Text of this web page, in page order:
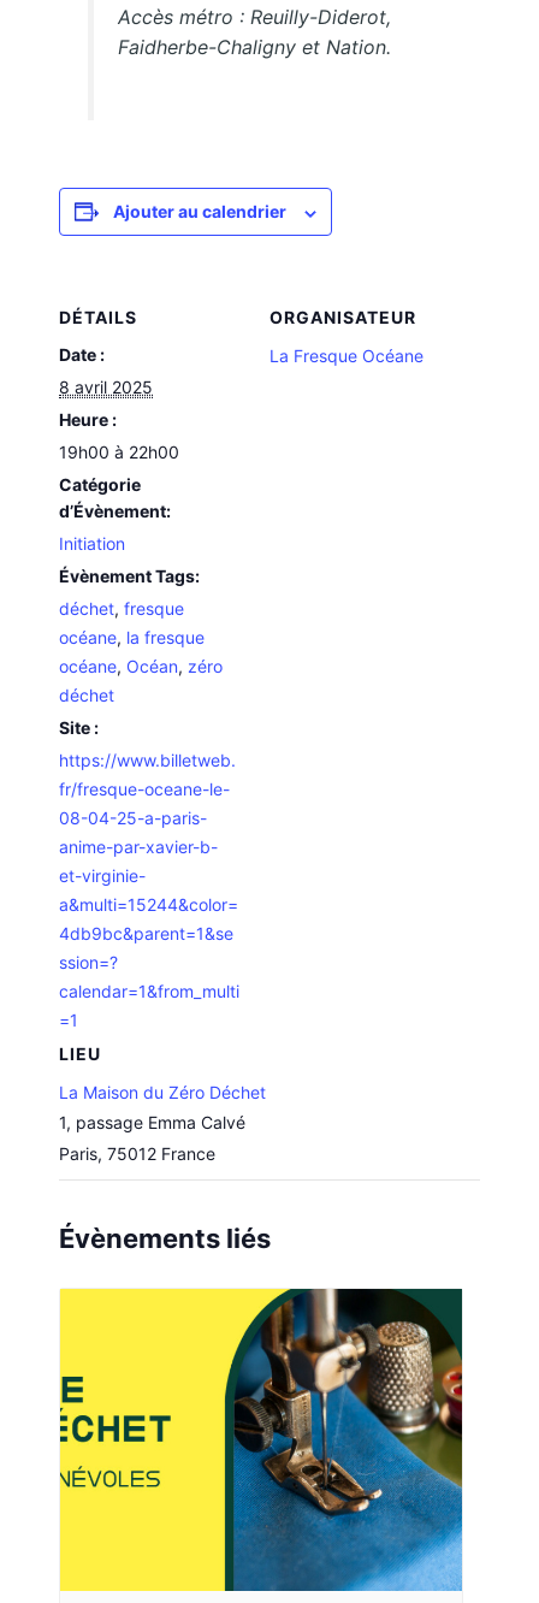
Accès métro : Reuilly-Diderot,
Faidherbe-Chaligny et Nation.
Ajouter au calendrier
DÉTAILS
Date :
8 avril 2025
Heure :
19h00 à 22h00
Catégorie
d’Évènement:
Initiation
Évènement Tags:
déchet,fresque
océane, la fresque
océane, Océan,zéro
déchet
Site :
https://www.billetweb.
fr/fresque-oceane-le-
08-04-25-a-paris-
anime-par-xavier-b-
et-virginie-
a&multi=15244&color=
4db9bc&parent=1&se
ssion=?
calendar=1&from_multi
=1
LIEU
La Maison du Zéro Déchet
1, passage Emma Calvé
Paris, 75012 France
ORGANISATEUR
La Fresque Océane
Évènements liés